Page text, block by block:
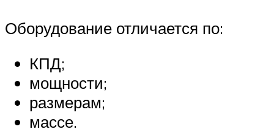
Оборудование отличается по:
КПД;
мощности;
размерам;
массе.